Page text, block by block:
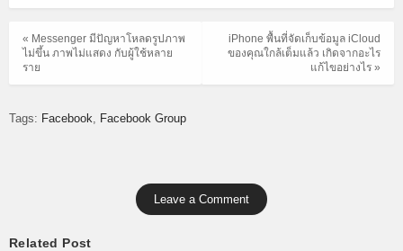
iPhone พื้นที่จัดเก็บข้อมูล iCloud
ของคุณใกล้เต็มแล้ว เกิดจากอะไร
แก้ไขอย่างไร »
« Messenger มีปัญหาโหลดรูปภาพ
ไม่ขึ้น ภาพไม่แสดง กับผู้ใช้หลาย
ราย
Tags: Facebook Facebook Group
Leave a Comment
Related Post